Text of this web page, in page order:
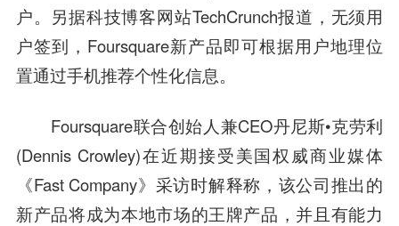
户。另据科技博客网站TechCrunch报道，无须用
户签到，Foursquare新产品即可根据用户地理位
置通过手机推荐个性化信息。
Foursquare联合创始人兼CEO丹尼斯•克劳利
(Dennis Crowley)在近期接受美国权威商业媒体
《Fast Company》采访时解释称，该公司推出的
新产品将成为本地市场的王牌产品，并且有能力